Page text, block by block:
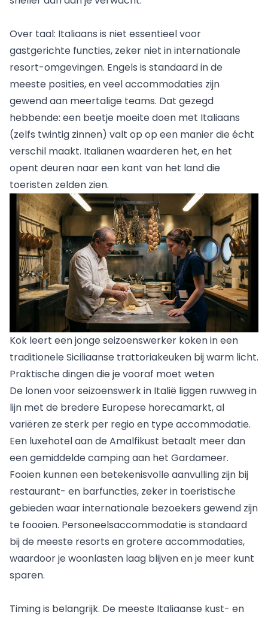
Over taal: Italiaans is niet essentieel voor
gastgerichte functies, zeker niet in internationale
resort-omgevingen. Engels is standaard in de
meeste posities, en veel accommodaties zijn
gewend aan meertalige teams. Dat gezegd
hebbende: een beetje moeite doen met Italiaans
(zelfs twintig zinnen) valt op op een manier die écht
verschil maakt. Italianen waarderen het, en het
opent deuren naar een kant van het land die
toeristen zelden zien.
Kok leert een jonge seizoenswerker koken in een
traditionele Siciliaanse trattoriakeuken bij warm licht.
Praktische dingen die je vooraf moet weten
De lonen voor seizoenswerk in Italië liggen ruwweg in
lijn met de bredere Europese horecamarkt, al
variëren ze sterk per regio en type accommodatie.
Een luxehotel aan de Amalfikust betaalt meer dan
een gemiddelde camping aan het Gardameer.
Fooien kunnen een betekenisvolle aanvulling zijn bij
restaurant- en barfuncties, zeker in toeristische
gebieden waar internationale bezoekers gewend zijn
te foooien. Personeelsaccommodatie is standaard
bij de meeste resorts en grotere accommodaties,
waardoor je woonlasten laag blijven en je meer kunt
sparen.
Timing is belangrijk. De meeste Italiaanse kust- en